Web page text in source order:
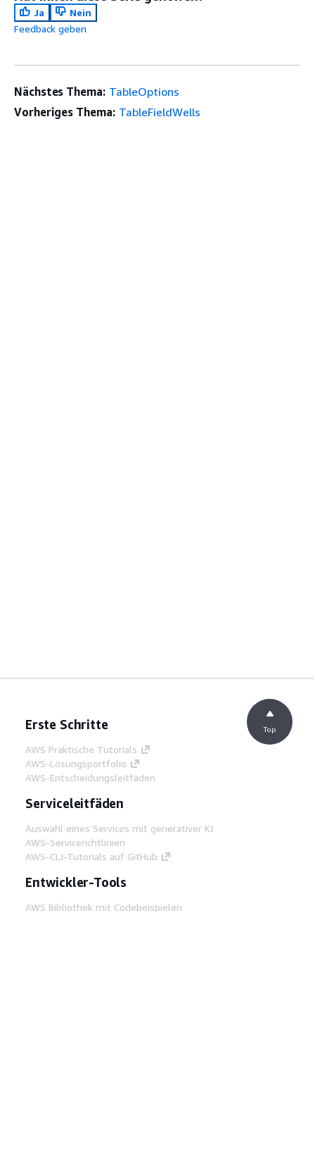
Ja
Nein
Feedback geben
Nächstes Thema: TableOptions
Vorheriges Thema: TableFieldWells
Erste Schritte
AWS Praktische Tutorials
AWS-Lösungsportfolio
AWS-Entscheidungsleitfäden
Serviceleitfäden
Auswahl eines Services mit generativer KI
AWS-Servicerichtlinien
AWS-CLI-Tutorials auf GitHub
Entwickler-Tools
AWS Bibliothek mit Codebeispielen
Top